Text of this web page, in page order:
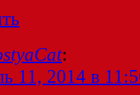
:
11, 2014 в